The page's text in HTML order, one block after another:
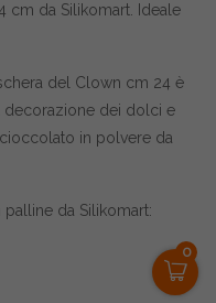
0
cm da Silikomart. Ideale
del Clown cm 24 è
decorazione dei dolci e
in polvere da
da Silikomart: